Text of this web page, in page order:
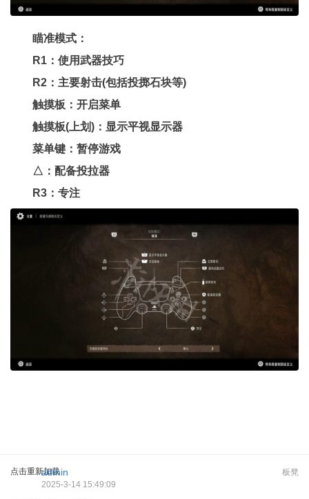
瞄准模式：
R1：使用武器技巧
R2：主要射击(包括投掷石块等)
触摸板：开启菜单
触摸板(上划)：显示平视显示器
菜单键：暂停游戏
△：配备投拉器
R3：专注
点击重新加载 板凳
admin
2025-3-14 15:49:09